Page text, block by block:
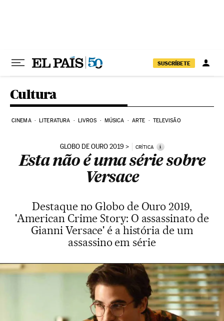
SUSCRÍBETE
Cultura
CINEMA LITERATURA LIVROS MÚSICA ARTE TELEVISÃO
GLOBO DE OURO 2019 CRÍTICA i
Esta não é uma série sobre
Versace
Destaque no Globo de Ouro 2019,
'American Crime Story: O assassinato de
Gianni Versace' é a história de um
assassino em série